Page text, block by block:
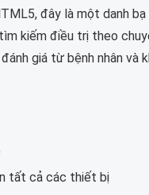
đây là một danh
kiếm điều trị theo
giá từ bệnh nhân và
tất cả các thiết bị